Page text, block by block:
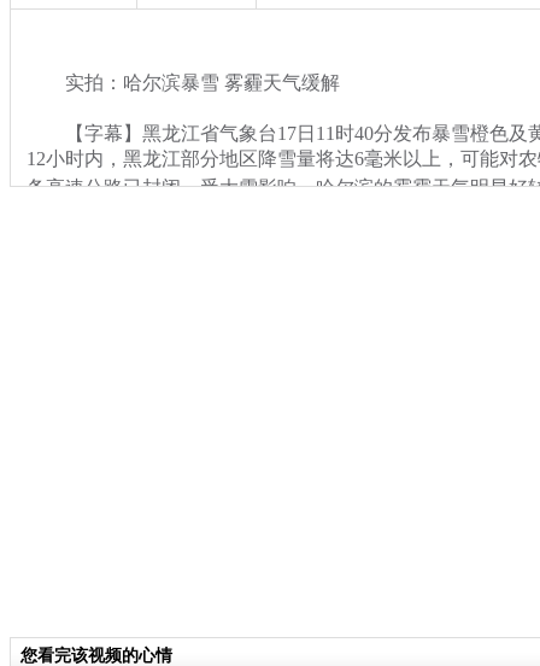
实拍：哈尔滨暴雪 雾霾天气缓解
【字幕】黑龙江省气象台17日11时40分发布暴雪橙色及
12小时内，黑龙江部分地区降雪量将达6毫米以上，可能对
条高速公路已封闭。受大雪影响，哈尔滨的雾霾天气明显好
您看完该视频的心情